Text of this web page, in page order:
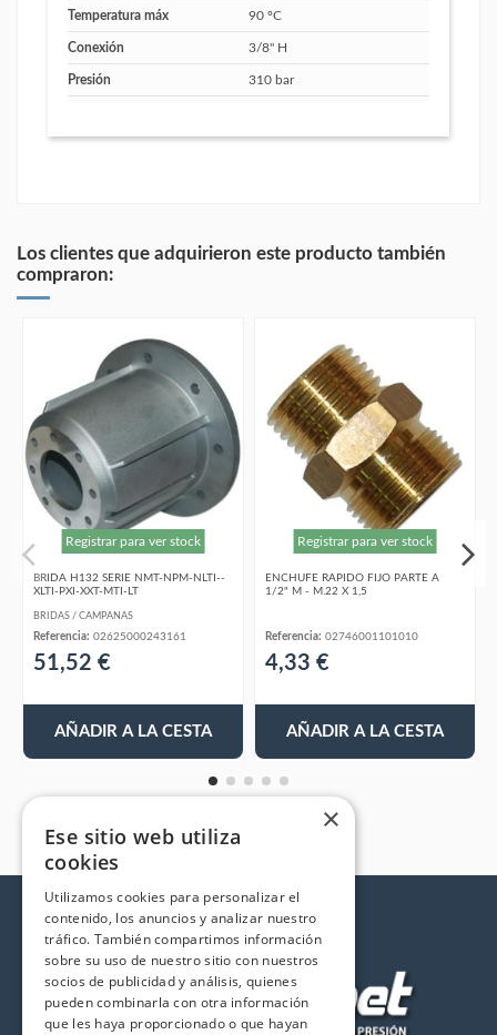
Temperatura máx 90 ºC
Conexión 3/8" H
Presión 310 bar
Los clientes que adquirieron este producto también
compraron:
Registrar para ver stock
BRIDA H132 SERIE NMT-NPM-NLTI--
XLTI-PXI-XXT-MTI-LT
BRIDAS / CAMPANAS
Referencia: 02625000243161
51,52 €
AÑADIR A LA CESTA
Registrar para ver stock
ENCHUFE RAPIDO FIJO PARTE A
1/2" M - M.22 X 1,5
Referencia: 02746001101010
4,33 €
AÑADIR A LA CESTA
×
Ese sitio web utiliza
cookies
Utilizamos cookies para personalizar el
contenido, los anuncios y analizar nuestro
tráfico. También compartimos información
sobre su uso de nuestro sitio con nuestros
socios de publicidad y análisis, quienes
pueden combinarla con otra información
que les haya proporcionado o que hayan